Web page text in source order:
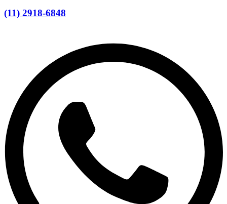
(11) 2918-6848